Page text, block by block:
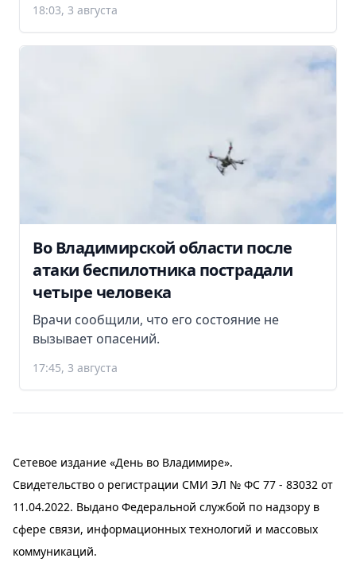
18:03, 3 августа
Во Владимирской области после
атаки беспилотника пострадали
четыре человека
Врачи сообщили, что его состояние не
вызывает опасений.
17:45, 3 августа
Сетевое издание «День во Владимире».
Свидетельство о регистрации СМИ ЭЛ № ФС 77 - 83032 от
11.04.2022. Выдано Федеральной службой по надзору в
сфере связи, информационных технологий и массовых
коммуникаций.